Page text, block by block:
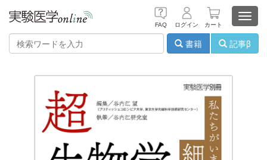
FAQ ログイン カート
書籍
記事β